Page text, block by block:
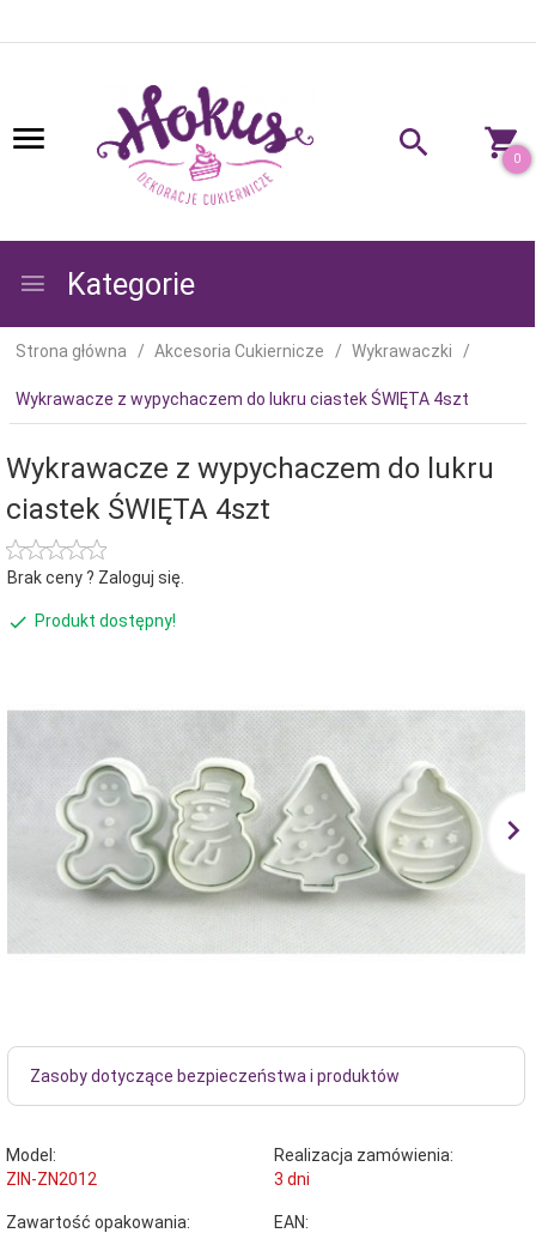
0
Kategorie
Strona główna Akcesoria Cukiernicze Wykrawaczki
Wykrawacze z wypychaczem do lukru ciastek ŚWIĘTA 4szt
Wykrawacze z wypychaczem do lukru
ciastek ŚWIĘTA 4szt
Brak ceny ? Zaloguj się.
Produkt dostępny!
Zasoby dotyczące bezpieczeństwa i produktów
Model:
ZIN-ZN2012
Realizacja zamówienia:
3 dni
Zawartość opakowania:
EAN: